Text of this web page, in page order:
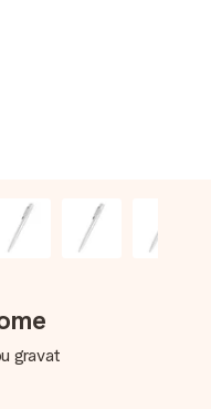
Fără bătăi de cap,
gravat